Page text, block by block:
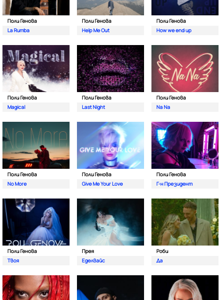
Поли Генова
La Rumba
Поли Генова
Help Me Out
Поли Генова
How we end up
Поли Генова
Magical
Поли Генова
Last Night
Поли Генова
Na Na
Поли Генова
No More
Поли Генова
Give Me Your Love
Поли Генова
Г-н Президент
Поли Генова
Твоя
Прея
Еделвайс
Роби
Да